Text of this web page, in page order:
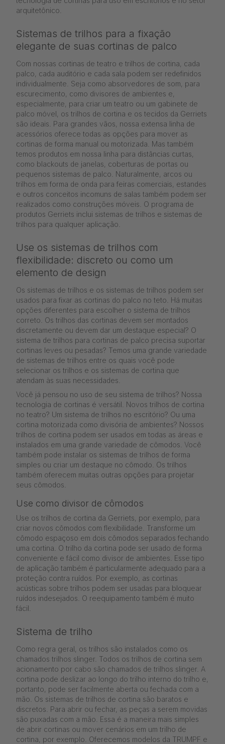
arquitetônico.
Sistemas de trilhos para a fixação
elegante de suas cortinas de palco
Com nossas cortinas de teatro e trilhos de cortina, cada
palco, cada auditório e cada sala podem ser redefinidos
individualmente. Seja como absorvedores de som, para
escurecimento, como divisores de ambientes e,
especialmente, para criar um teatro ou um gabinete de
palco móvel, os trilhos de cortina e os tecidos da Gerriets
são ideais. Para grandes vãos, nossa extensa linha de
acessórios oferece todas as opções para mover as
cortinas de forma manual ou motorizada. Mas também
temos produtos em nossa linha para distâncias curtas,
como blackouts de janelas, coberturas de portas ou
pequenos sistemas de palco. Naturalmente, arcos ou
trilhos em forma de onda para feiras comerciais, estandes
e outros conceitos incomuns de salas também podem ser
realizados como construções móveis. O programa de
produtos Gerriets inclui sistemas de trilhos e sistemas de
trilhos para qualquer aplicação.
Use os sistemas de trilhos com
flexibilidade: discreto ou como um
elemento de design
Os sistemas de trilhos e os sistemas de trilhos podem ser
usados para fixar as cortinas do palco no teto. Há muitas
opções diferentes para escolher o sistema de trilhos
correto. Os trilhos das cortinas devem ser montados
discretamente ou devem dar um destaque especial? O
sistema de trilhos para cortinas de palco precisa suportar
cortinas leves ou pesadas? Temos uma grande variedade
de sistemas de trilhos entre os quais você pode
selecionar os trilhos e os sistemas de cortina que
atendam às suas necessidades.
Você já pensou no uso de seu sistema de trilhos? Nossa
tecnologia de cortinas é versátil. Novos trilhos de cortina
no teatro? Um sistema de trilhos no escritório? Ou uma
cortina motorizada como divisória de ambientes? Nossos
trilhos de cortina podem ser usados em todas as áreas e
instalados em uma grande variedade de cômodos. Você
também pode instalar os sistemas de trilhos de forma
simples ou criar um destaque no cômodo. Os trilhos
também oferecem muitas outras opções para projetar
seus cômodos.
Use como divisor de cômodos
Use os trilhos de cortina da Gerriets, por exemplo, para
criar novos cômodos com flexibilidade. Transforme um
cômodo espaçoso em dois cômodos separados fechando
uma cortina. O trilho da cortina pode ser usado de forma
conveniente e fácil como divisor de ambientes. Esse tipo
de aplicação também é particularmente adequado para a
proteção contra ruídos. Por exemplo, as cortinas
acústicas sobre trilhos podem ser usadas para bloquear
ruídos indesejados. O reequipamento também é muito
fácil.
Sistema de trilho
Como regra geral, os trilhos são instalados como os
chamados trilhos slinger. Todos os trilhos de cortina sem
acionamento por cabo são chamados de trilhos slinger. A
cortina pode deslizar ao longo do trilho interno do trilho e,
portanto, pode ser facilmente aberta ou fechada com a
mão. Os sistemas de trilhos de cortina são baratos e
discretos. Para abrir ou fechar, as peças a serem movidas
são puxadas com a mão. Essa é a maneira mais simples
de abrir cortinas ou mover cenários em um trilho de
cortina, por exemplo. Oferecemos modelos da TRUMPF e